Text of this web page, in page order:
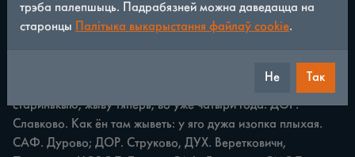
ешь, сов., неперех. Вымокнуть, промокнуть. Ни хади пъ
дажжу, а то измякниш. ПОЧ. Княжое ИЗНоВА, нареч.
Снова, опять. Кажын год изиова ету землю пыхалн. ПОЧ
старинькыю, жыву тяперь, во уже чатыри года. ДОР.
Славково. Как ён там жыветь: у яго дужа изопка плыхая.
САФ. Дурово; ДОР. Струково, ДУХ. Веретковичн,
трэба палепшыць. Падрабязней можна даведацца на
старонцы Палітыка выкарыстання файлаў cookie.
Не Так